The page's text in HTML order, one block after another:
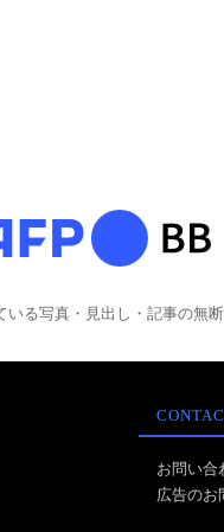
いる写真・見出し・記事の無
お問い合
広告のお